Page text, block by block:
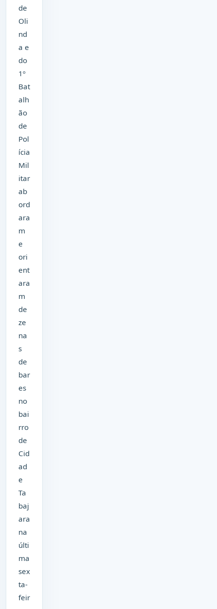
de
Oli
nd
a e
do
1º
Bat
alh
ão
de
Pol
ícia
Mil
itar
ab
ord
ara
m
e
ori
ent
ara
m
de
ze
na
s
de
bar
es
no
bai
rro
de
Cid
ad
e
Ta
baj
ara
na
últi
ma
sex
ta-
feir